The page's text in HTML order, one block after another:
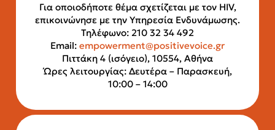
Για οποιοδήποτε θέμα σχετίζεται με τον HIV,
επικοινώνησε με την Υπηρεσία Ενδυνάμωσης.
Τηλέφωνο: 210 32 34 492
Email: empowerment@positivevoice.gr
Πιττάκη 4 (ισόγειο), 10554, Αθήνα
Ώρες λειτουργίας: Δευτέρα – Παρασκευή,
10:00 – 14:00